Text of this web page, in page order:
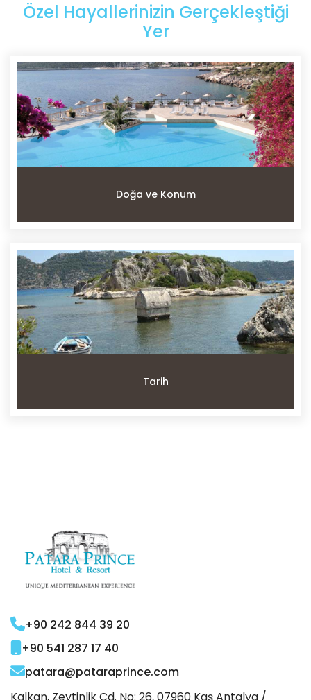
Özel Hayallerinizin Gerçekleştiği
Yer
Doğa ve Konum
Tarih
+90 242 844 39 20
+90 541 287 17 40
patara@pataraprince.com
Kalkan, Zeytinlik Cd. No: 26, 07960 Kaş Antalya /